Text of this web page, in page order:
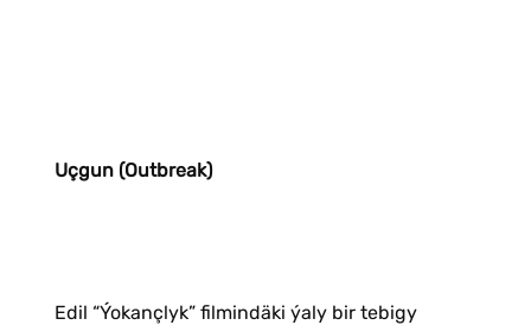
Uçgun (Outbreak)
Edil “Ýokançlyk” filmindäki ýaly bir tebigy